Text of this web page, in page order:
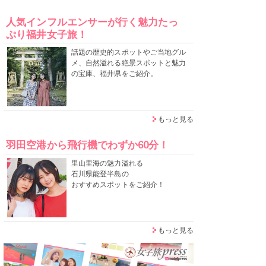
人気インフルエンサーが行く魅力たっ
ぷり福井女子旅！
話題の歴史的スポットやご当地グル
メ、自然溢れる絶景スポットと魅力
の宝庫、福井県をご紹介。
もっと見る
羽田空港から飛行機でわずか60分！
里山里海の魅力溢れる
石川県能登半島の
おすすめスポットをご紹介！
もっと見る